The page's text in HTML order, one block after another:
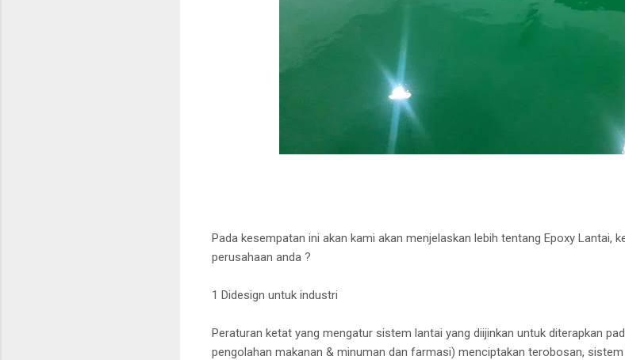
Pada kesempatan ini akan kami akan menjelaskan lebih tentang Epoxy Lantai,
perusahaan anda ?
1 Didesign untuk industri
Peraturan ketat yang mengatur sistem lantai yang diijinkan untuk diterapkan
pengolahan makanan & minuman dan farmasi) menciptakan terobosan,